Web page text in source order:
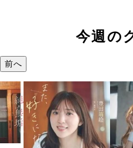
今週の
前へ